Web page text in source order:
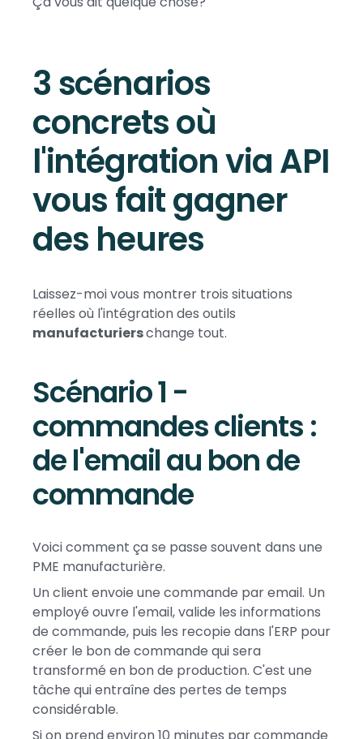
3 scénarios
concrets où
l'intégration via API
vous fait gagner
des heures
Laissez-moi vous montrer trois situations
réelles où l'intégration des outils
manufacturierschange tout.
Scénario 1 -
commandes clients :
de l'email au bon de
commande
Voici comment ça se passe souvent dans une
PME manufacturière.
Un client envoie une commande par email. Un
employé ouvre l'email, valide les informations
de commande, puis les recopie dans l'ERP pour
créer le bon de commande qui sera
transformé en bon de production. C'est une
tâche qui entraîne des pertes de temps
considérable.